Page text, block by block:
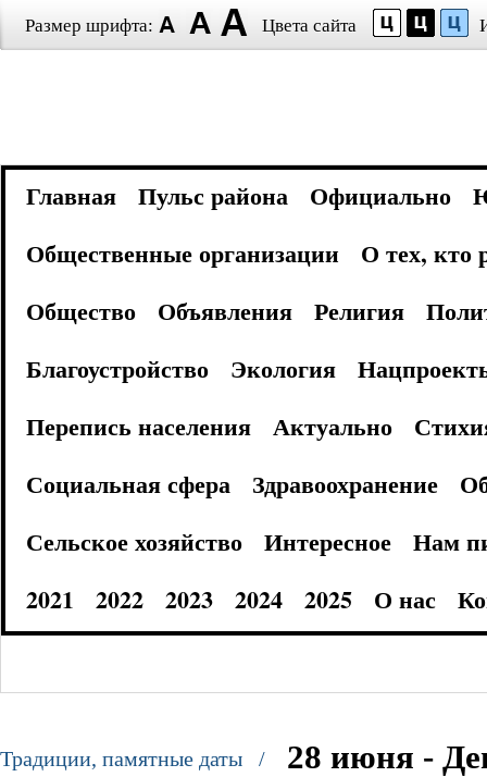
Размер шрифта: Цвета сайта
Главная Пульс района Официально
Общественные организации
О тех, кто
Общество
Объявления Религия
Благоустройство
Экология
Перепись населения
Актуально
Социальная сфера
Здравоохранение
Сельское хозяйство
Интересное
Нам
2021
2022 2023 2024 2025 О нас
Традиции, памятные даты / 28 июня -